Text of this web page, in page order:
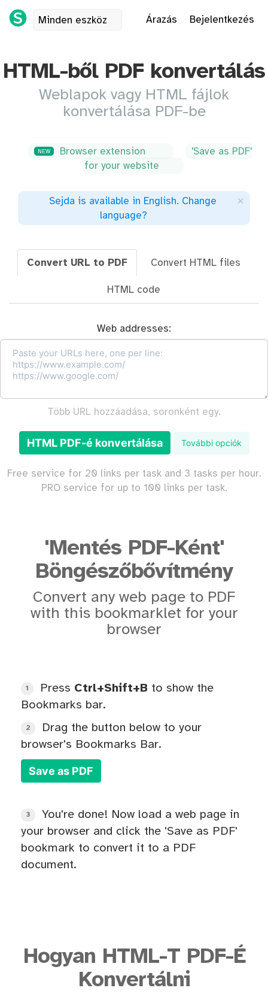
Minden eszköz Árazás Bejelentkezés
HTML-ből PDF konvertálás
Weblapok vagy HTML fájlok
konvertálása PDF-be
NEW Browser extension
'Save as PDF'
for your website
Sejda is available in English. Change
language?
×
Convert URL to PDF Convert HTML files
HTML code
Web addresses:
Több URL hozzáadása, soronként egy.
HTML PDF-é konvertálása További opciók
Free service for 20 links per task and 3 tasks per hour.
PRO service for up to 100 links per task.
'Mentés PDF-Ként'
Böngészőbővítmény
Convert any web page to PDF
with this bookmarklet for your
browser
1 Press Ctrl+Shift+B to show the
Bookmarks bar.
2
Drag the button below to your
browser's Bookmarks Bar.
Save as PDF
3
You're done! Now load a web page in
your browser and click the 'Save as PDF'
bookmark to convert it to a PDF
document.
Hogyan HTML-T PDF-É
Konvertálni